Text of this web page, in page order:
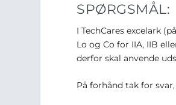
SPØRGSMÅL:
I TechCares excelark
Lo og Co for IIA, IIB
derfor skal anvende
På forhånd tak for svar,